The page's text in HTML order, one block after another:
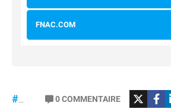
FNAC.COM
#osmopocket4P
0COMMENTAIRE